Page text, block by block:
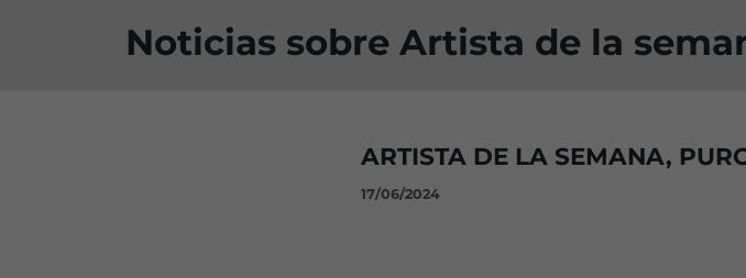
Noticias sobre Artista de la
ARTISTA DE LA SEMANA,
17/06/2024